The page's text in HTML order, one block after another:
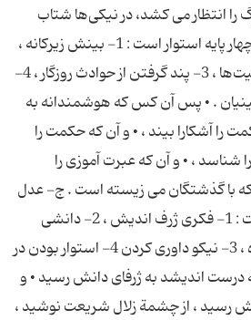
را انتظار مى كشد، در نیكى‌ها شتاب
مى‌كند . ب- یقین نیز بر چهار پایه استوار است : 1- بینش زیركانه ،
2- دریافت حكیمانة واقعیت‌ها ، 3- پند گرفتن از حوادث روزگار ، 4-
. • پس آن كس كه هوشمندانه به
را آشكارا بیند ، • و آن كه حكمت را
شناسد ، • و آن كه عبرت آموزى را
با گذشتگان مى زیسته است . ج- عدل
نیز بر چهار پایه بر قرار است : 1- فكرى ژرف اندیش ، 2- دانشى
عمیق و به حقیقت رسیده ، 3- نیكو داورى كردن 4- استوار بودن در
اندیشد به ژرفاى دانش رسید • و
رسید ، از چشمة زلال شریعت نوشید ،